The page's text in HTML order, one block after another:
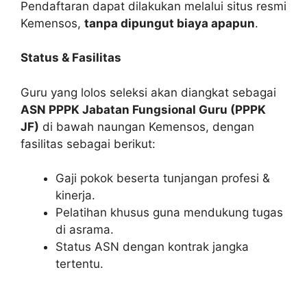
Pendaftaran dapat dilakukan melalui situs resmi
Kemensos, tanpa dipungut biaya apapun.
Status & Fasilitas
Guru yang lolos seleksi akan diangkat sebagai
ASN PPPK Jabatan Fungsional Guru (PPPK
JF) di bawah naungan Kemensos, dengan
fasilitas sebagai berikut:
Gaji pokok beserta tunjangan profesi &
kinerja.
Pelatihan khusus guna mendukung tugas
di asrama.
Status ASN dengan kontrak jangka
tertentu.